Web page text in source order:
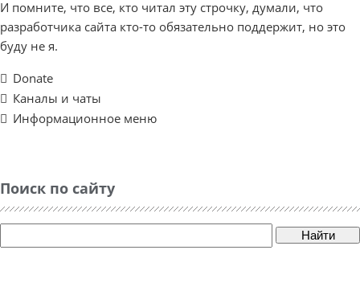
И помните, что все, кто читал эту строчку, думали, что
разработчика сайта кто-то обязательно поддержит, но это
буду не я.
Donate
Каналы и чаты
Информационное меню
Поиск по сайту
Найти